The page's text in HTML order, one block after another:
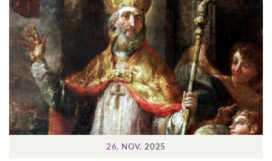
26. NOV. 2025